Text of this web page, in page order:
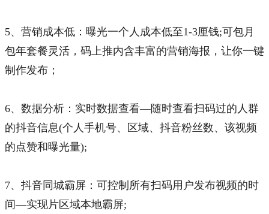
5、营销成本低：曝光一个人成本低至1-3厘钱;可包月
包年套餐灵活， 码上推内含丰富的营销海报，让你一键
制作发布；
6、数据分析：实时数据查看—随时查看扫码过的人群
的抖音信息(个人手机号、区域、抖音粉丝数、该视频
的点赞和曝光量);
7、抖音同城霸屏：可控制所有扫码用户发布视频的时
间—实现片区域本地霸屏;